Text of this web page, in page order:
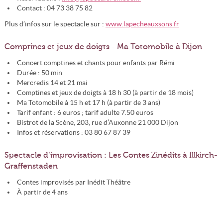
Contact : 04 73 38 75 82
Plus d’infos sur le spectacle sur : www.lapecheauxsons.fr
Comptines et jeux de doigts - Ma Totomobile à Dijon
Concert comptines et chants pour enfants par Rémi
Durée : 50 min
Mercredis 14 et 21 mai
Comptines et jeux de doigts à 18 h 30 (à partir de 18 mois)
Ma Totomobile à 15 h et 17 h (à partir de 3 ans)
Tarif enfant : 6 euros ; tarif adulte 7.50 euros
Bistrot de la Scène, 203, rue d’Auxonne 21 000 Dijon
Infos et réservations : 03 80 67 87 39
Spectacle d’improvisation : Les Contes Zinédits à Illkirch-
Graffenstaden
Contes improvisés par Inédit Théâtre
À partir de 4 ans